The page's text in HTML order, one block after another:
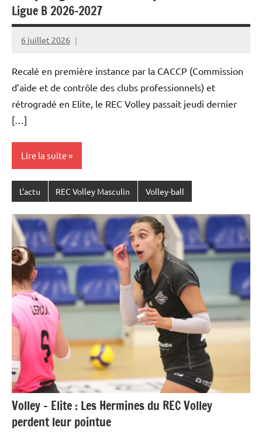
Ligue B 2026-2027
6 juillet 2026
Rédaction
Recalé en première instance par la CACCP (Commission
d’aide et de contrôle des clubs professionnels) et
rétrogradé en Elite, le REC Volley passait jeudi dernier
[…]
Lire la suite
L'actu REC Volley Masculin Volley-ball
Volley – Elite : Les Hermines du REC Volley
perdent leur pointue